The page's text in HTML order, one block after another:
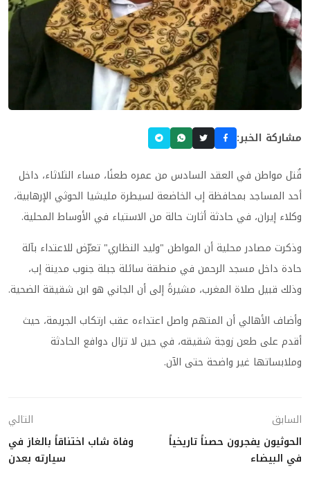
مشاركة الخبر:
قُتل مواطن في العقد السادس من عمره طعنًا، مساء الثلاثاء، داخل
أحد المساجد بمحافظة إب الخاضعة لسيطرة مليشيا الحوثي الإرهابية،
وكلاء إيران، في حادثة أثارت حالة من الاستياء في الأوساط المحلية.
وذكرت مصادر محلية أن المواطن "وليد النظاري" تعرّض للاعتداء بآلة
حادة داخل مسجد الرحمن في منطقة سائلة جبلة جنوب مدينة إب،
وذلك قبيل صلاة المغرب، مشيرةً إلى أن الجاني هو ابن شقيقة الضحية.
وأضاف الأهالي أن المتهم واصل اعتداءه عقب ارتكاب الجريمة، حيث
أقدم على طعن زوجة شقيقه، في حين لا تزال دوافع الحادثة
وملابساتها غير واضحة حتى الآن.
السابق
الحوثيون يفجرون حصناً تاريخياً
في البيضاء
التالي
وفاة شاب اختناقاً بالغاز في
سيارته بعدن